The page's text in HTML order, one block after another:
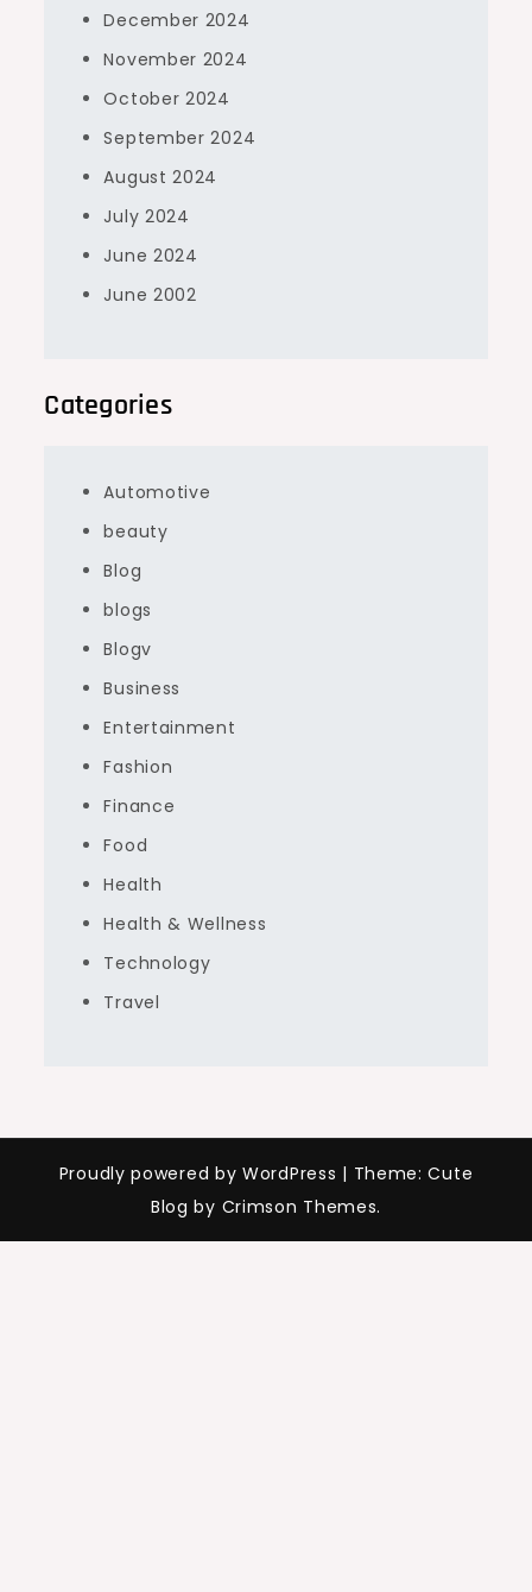
December 2024
November 2024
October 2024
September 2024
August 2024
July 2024
June 2024
June 2002
Categories
Automotive
beauty
Blog
blogs
Blogv
Business
Entertainment
Fashion
Finance
Food
Health
Health & Wellness
Technology
Travel
Proudly powered by WordPress | Theme: Cute
Blog by Crimson Themes.